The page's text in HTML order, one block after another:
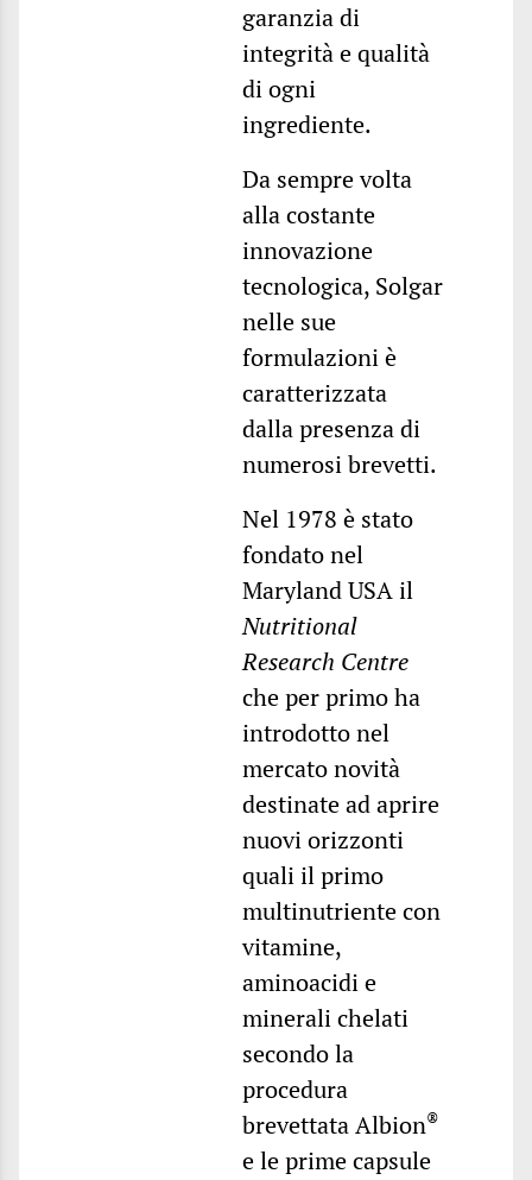
garanzia di
integrità e qualità
di ogni
ingrediente.
Da sempre volta
alla costante
innovazione
tecnologica, Solgar
nelle sue
formulazioni è
caratterizzata
dalla presenza di
numerosi brevetti.
Nel 1978 è stato
fondato nel
Maryland USA il
Nutritional
Research Centre
che per primo ha
introdotto nel
mercato novità
destinate ad aprire
nuovi orizzonti
quali il primo
multinutriente con
vitamine,
aminoacidi e
minerali chelati
secondo la
procedura
brevettata Albion®
e le prime capsule